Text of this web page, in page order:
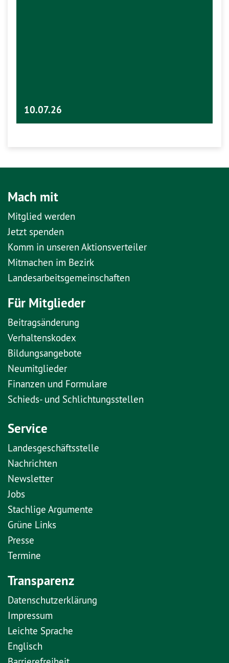
10.07.26
Mach mit
Mitglied werden
Jetzt spenden
Komm in unseren Aktionsverteiler
Mitmachen im Bezirk
Landesarbeitsgemeinschaften
Für Mitglieder
Beitragsänderung
Verhaltenskodex
Bildungsangebote
Neumitglieder
Finanzen und Formulare
Schieds- und Schlichtungsstellen
Service
Landesgeschäftsstelle
Nachrichten
Newsletter
Jobs
Stachlige Argumente
Grüne Links
Presse
Termine
Transparenz
Datenschutzerklärung
Impressum
Leichte Sprache
Englisch